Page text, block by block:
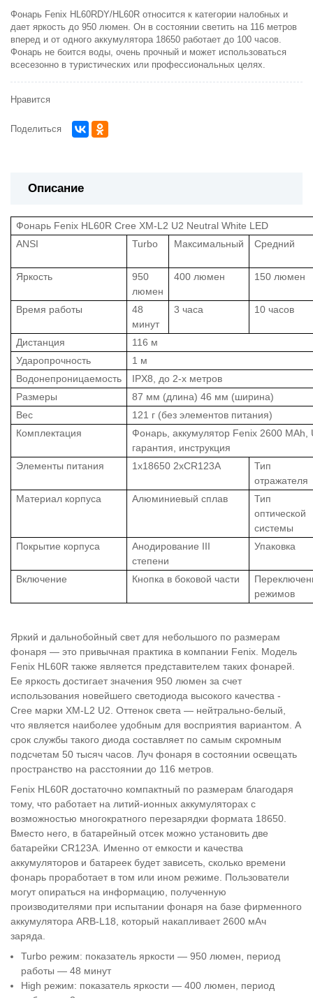
Фонарь Fenix HL60RDY/HL60R относится к категории налобных и
дает яркость до 950 люмен. Он в состоянии светить на 116 метров
вперед и от одного аккумулятора 18650 работает до 100 часов.
Фонарь не боится воды, очень прочный и может использоваться
всесезонно в туристических или профессиональных целях.
Нравится
Поделиться
Описание
Фонарь Fenix HL60R Cree XM-L2 U2 Neutral White LED
ANSI
Turbo Максимальный Средний
Яркость
950
люмен
400 люмен 150 люмен
Время работы
48
минут
3 часа 10 часов
Дистанция
116 м
Ударопрочность
1 м
Водонепроницаемость
IPX8, до 2-х метров
Размеры
87 мм (длина) 46 мм (ширина)
Вес
121 г (без элементов питания)
Комплектация
Фонарь, аккумулятор Fenix 2600 MAh,
гарантия, инструкция
Элементы питания
1x18650 2xCR123A
Тип
отражателя
Материал корпуса
Алюминиевый сплав
Тип
оптической
системы
Покрытие корпуса
Анодирование III
степени
Упаковка
Включение Кнопка в боковой части
режимов
Яркий и дальнобойный свет для небольшого по размерам
фонаря — это привычная практика в компании Fenix. Модель
Fenix HL60R также является представителем таких фонарей.
Ее яркость достигает значения 950 люмен за счет
использования новейшего светодиода высокого качества -
Cree марки XM-L2 U2. Оттенок света — нейтрально-белый,
что является наиболее удобным для восприятия вариантом. А
срок службы такого диода составляет по самым скромным
подсчетам 50 тысяч часов. Луч фонаря в состоянии освещать
пространство на расстоянии до 116 метров.
Fenix HL60R достаточно компактный по размерам благодаря
тому, что работает на литий-ионных аккумуляторах с
возможностью многократного перезарядки формата 18650.
Вместо него, в батарейный отсек можно установить две
батарейки CR123A. Именно от емкости и качества
аккумуляторов и батареек будет зависеть, сколько времени
фонарь проработает в том или ином режиме. Пользователи
могут опираться на информацию, полученную
производителями при испытании фонаря на базе фирменного
аккумулятора ARB-L18, который накапливает 2600 мАч
заряда.
Turbo режим: показатель яркости — 950 люмен, период
работы — 48 минут
High режим: показатель яркости — 400 люмен, период